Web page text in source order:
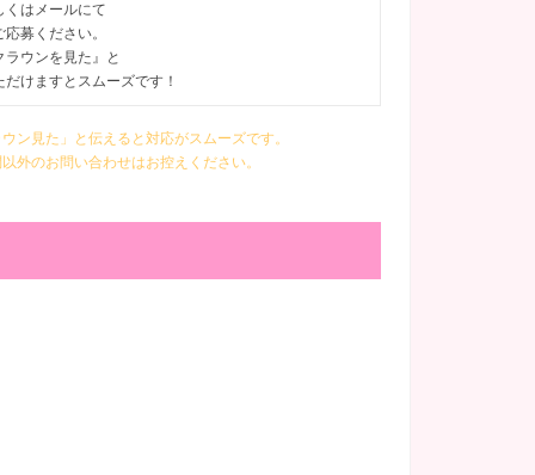
くはメールにて
募ください。
ラウンを見た』と
だけますとスムーズです！
ン見た」と伝えると対応がスムーズです。
外のお問い合わせはお控えください。